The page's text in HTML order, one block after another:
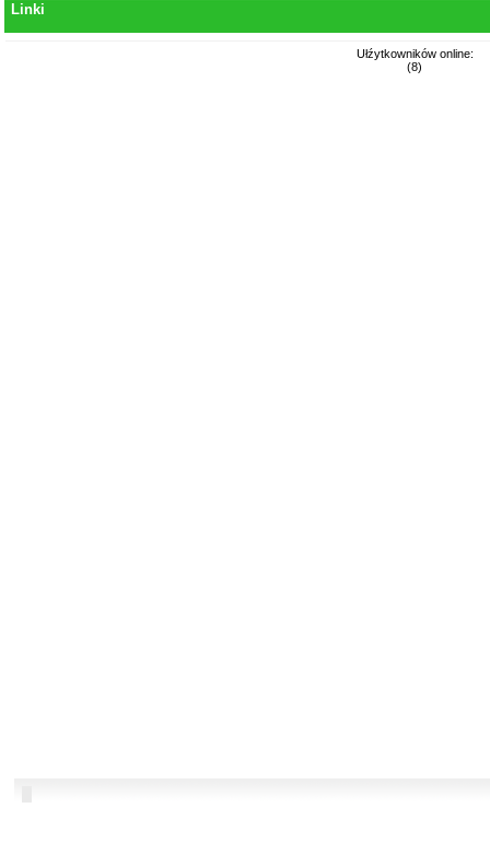
Linki
Ułźytkowników online:
(8)